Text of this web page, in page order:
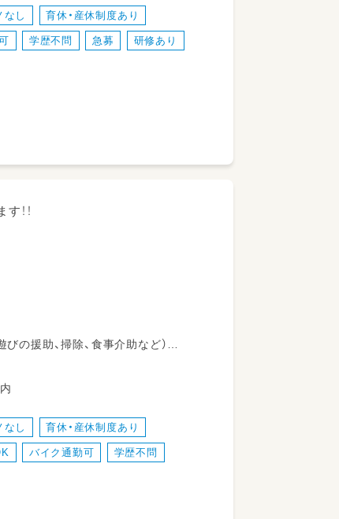
していただきます。
なし 育休・産休制度あり
学歴不問 急募 研修あり
！！
の援助、掃除、食事介助など）
記入していただき、子どもの様子を
働きやすい環境ですよ。
なし 育休・産休制度あり
バイク通勤可 学歴不問